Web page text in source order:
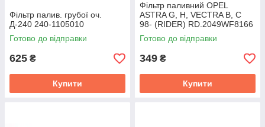
Фільтр палив. грубої оч.
Д-240 240-1105010
Готово до відправки
625 ₴
Купити
Фільтр паливний OPEL
ASTRA G, H, VECTRA B, C
98- (RIDER) RD.2049WF8166
Готово до відправки
349 ₴
Купити